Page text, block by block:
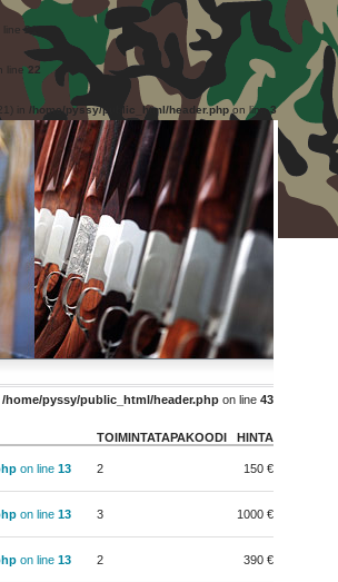
line21
line22
in /home/pyssy/public_html/header.phpon line3
/home/pyssy/public_html/header.phpon line 43
TOIMINTATAPAKOODI HINTA
on line 13
2 150 €
on line 13
3 1000 €
on line 13
2 390 €